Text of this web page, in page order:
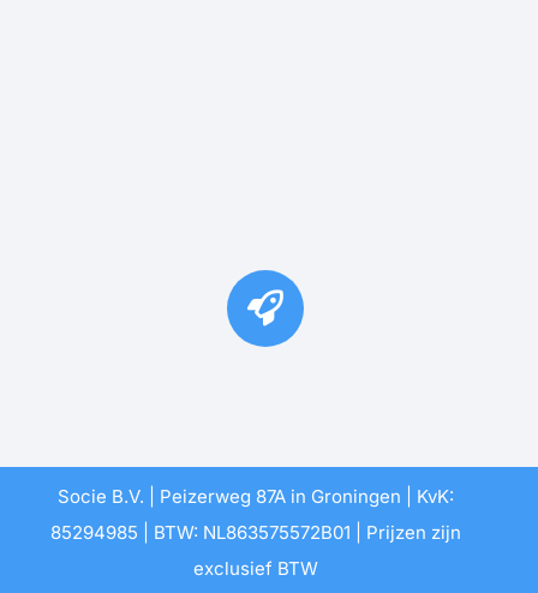
Socie B.V. | Peizerweg 87A in Groningen | KvK:
85294985 | BTW: NL863575572B01 | Prijzen zijn
exclusief BTW